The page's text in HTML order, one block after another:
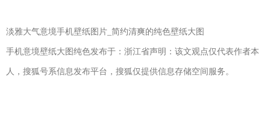
淡雅大气意境手机壁纸图片_简约清爽的纯色壁纸大图
手机意境壁纸大图纯色发布于：浙江省声明：该文观点仅代表作者本
人，搜狐号系信息发布平台，搜狐仅提供信息存储空间服务。